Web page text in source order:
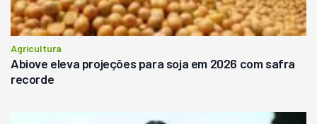
Agricultura
Abiove eleva projeções para soja em 2026 com safra
recorde